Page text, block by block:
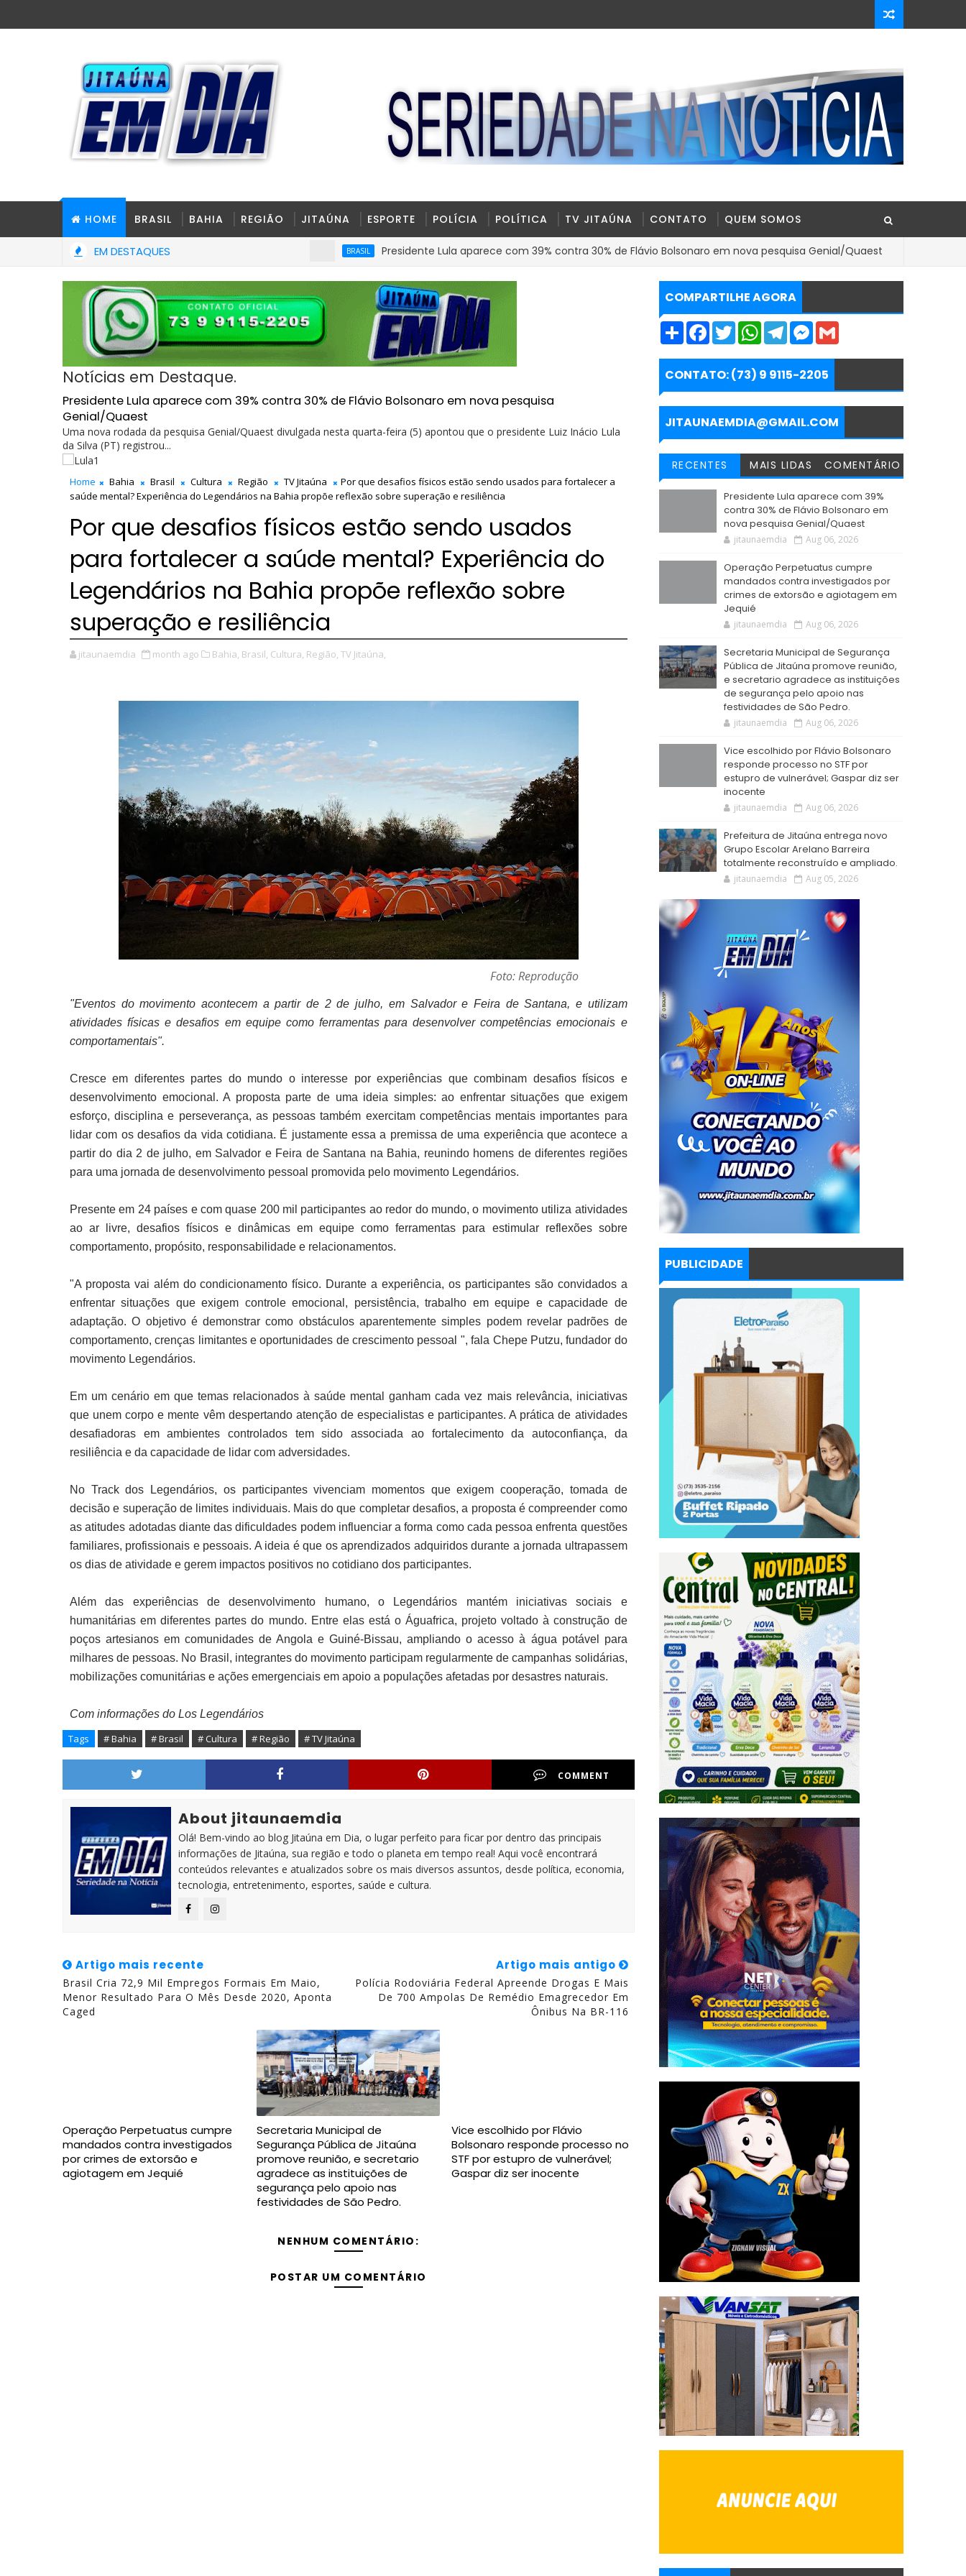
HOME BRASIL BAHIA REGIÃO JITAÚNA ESPORTE POLÍCIA POLÍTICA TV JITAÚNA CONTATO QUEM SOMOS
EM DESTAQUES Presidente Lula aparece com 39% contra 30% de Flávio Bolsonaro em nova pesquisa Genial/Quaest BAHIA
e ampliado.
Notícias em Destaque.
Presidente Lula aparece com 39% contra 30% de Flávio Bolsonaro em nova pesquisa
Genial/Quaest
Uma nova rodada da pesquisa Genial/Quaest divulgada nesta quarta-feira (5) apontou que o presidente Luiz Inácio Lula
da Silva (PT) registrou...
Home Bahia Brasil Cultura Região TV Jitaúna
Por que desafios físicos estão sendo usados para fortalecer a
saúde mental? Experiência do Legendários na Bahia propõe reflexão sobre superação e resiliência
Por que desafios físicos estão sendo usados
para fortalecer a saúde mental? Experiência do
Legendários na Bahia propõe reflexão sobre
superação e resiliência
jitaunaemdia month ago Bahia, Brasil, Cultura, Região, TV Jitaúna,
Foto: Reprodução
"Eventos do movimento acontecem a partir de 2 de julho, em Salvador e Feira de Santana, e utilizam
atividades físicas e desafios em equipe como ferramentas para desenvolver competências emocionais e
comportamentais".
Cresce em diferentes partes do mundo o interesse por experiências que combinam desafios físicos e
desenvolvimento emocional. A proposta parte de uma ideia simples: ao enfrentar situações que exigem
esforço, disciplina e perseverança, as pessoas também exercitam competências mentais importantes para
lidar com os desafios da vida cotidiana. É justamente essa a premissa de uma experiência que acontece a
partir do dia 2 de julho, em Salvador e Feira de Santana na Bahia, reunindo homens de diferentes regiões
para uma jornada de desenvolvimento pessoal promovida pelo movimento Legendários.
Presente em 24 países e com quase 200 mil participantes ao redor do mundo, o movimento utiliza atividades
ao ar livre, desafios físicos e dinâmicas em equipe como ferramentas para estimular reflexões sobre
comportamento, propósito, responsabilidade e relacionamentos.
"A proposta vai além do condicionamento físico. Durante a experiência, os participantes são convidados a
enfrentar situações que exigem controle emocional, persistência, trabalho em equipe e capacidade de
adaptação. O objetivo é demonstrar como obstáculos aparentemente simples podem revelar padrões de
comportamento, crenças limitantes e oportunidades de crescimento pessoal ", fala Chepe Putzu, fundador do
movimento Legendários.
Em um cenário em que temas relacionados à saúde mental ganham cada vez mais relevância, iniciativas
que unem corpo e mente vêm despertando atenção de especialistas e participantes. A prática de atividades
desafiadoras em ambientes controlados tem sido associada ao fortalecimento da autoconfiança, da
resiliência e da capacidade de lidar com adversidades.
No Track dos Legendários, os participantes vivenciam momentos que exigem cooperação, tomada de
decisão e superação de limites individuais. Mais do que completar desafios, a proposta é compreender como
as atitudes adotadas diante das dificuldades podem influenciar a forma como cada pessoa enfrenta questões
familiares, profissionais e pessoais. A ideia é que os aprendizados adquiridos durante a jornada ultrapassem
os dias de atividade e gerem impactos positivos no cotidiano dos participantes.
Além das experiências de desenvolvimento humano, o Legendários mantém iniciativas sociais e
humanitárias em diferentes partes do mundo. Entre elas está o Águafrica, projeto voltado à construção de
poços artesianos em comunidades de Angola e Guiné-Bissau, ampliando o acesso à água potável para
milhares de pessoas. No Brasil, integrantes do movimento participam regularmente de campanhas solidárias,
mobilizações comunitárias e ações emergenciais em apoio a populações afetadas por desastres naturais.
Com informações do Los Legendários
Tags # Bahia # Brasil # Cultura # Região # TV Jitaúna
COMMENT
About jitaunaemdia
Olá! Bem-vindo ao blog Jitaúna em Dia, o lugar perfeito para ficar por dentro das principais
informações de Jitaúna, sua região e todo o planeta em tempo real! Aqui você encontrará
conteúdos relevantes e atualizados sobre os mais diversos assuntos, desde política, economia,
tecnologia, entretenimento, esportes, saúde e cultura.
Artigo mais recente
Brasil Cria 72,9 Mil Empregos Formais Em Maio,
Menor Resultado Para O Mês Desde 2020, Aponta
Caged
Artigo mais antigo
Polícia Rodoviária Federal Apreende Drogas E Mais
De 700 Ampolas De Remédio Emagrecedor Em
Ônibus Na BR-116
Operação Perpetuatus cumpre
mandados contra investigados
por crimes de extorsão e
agiotagem em Jequié
Secretaria Municipal de
Segurança Pública de Jitaúna
promove reunião, e secretario
agradece as instituições de
segurança pelo apoio nas
festividades de São Pedro.
Vice escolhido por Flávio
Bolsonaro responde processo no
STF por estupro de vulnerável;
Gaspar diz ser inocente
NENHUM COMENTÁRIO:
POSTAR UM COMENTÁRIO
COMPARTILHE AGORA
S
r
e
F
e
b
o
k
T
w
t
t
e
r
W
t
s
p
p
T
e
g
a
m
M
s
e
g
e
r
i
CONTATO: (73) 9 9115-2205
JITAUNAEMDIA@GMAIL.COM
RECENTES MAIS LIDAS COMENTÁRIO
Presidente Lula aparece com 39%
contra 30% de Flávio Bolsonaro em
nova pesquisa Genial/Quaest
jitaunaemdia Aug 06, 2026
Operação Perpetuatus cumpre
mandados contra investigados por
crimes de extorsão e agiotagem em
Jequié
jitaunaemdia Aug 06, 2026
Secretaria Municipal de Segurança
Pública de Jitaúna promove reunião,
e secretario agradece as instituições
de segurança pelo apoio nas
festividades de São Pedro.
jitaunaemdia Aug 06, 2026
Vice escolhido por Flávio Bolsonaro
responde processo no STF por
estupro de vulnerável; Gaspar diz ser
inocente
jitaunaemdia Aug 06, 2026
Prefeitura de Jitaúna entrega novo
Grupo Escolar Arelano Barreira
totalmente reconstruído e ampliado.
jitaunaemdia Aug 05, 2026
PUBLICIDADE